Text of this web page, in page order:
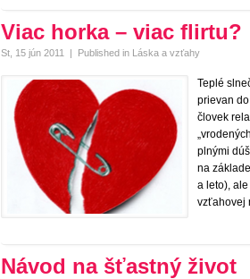
Viac horka – viac flirtu?
St, 15 jún 2011 | Published in Láska a vzťahy
Teplé
prievan
človek
plnými
na
a leto),
vzťahovej
Návod na šťastný život